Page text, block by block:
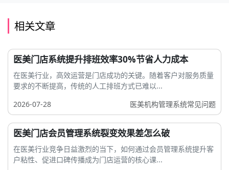
相关文章
医美门店系统提升排班效率30%节省人力成本
在医美行业，高效运营是门店成功的关键。随着客户对服务质量
要求的不断提高，传统的人工排班方式已难以...
2026-07-28
医美机构管理系统常见问题
医美门店会员管理系统裂变效果差怎么破
在医美行业竞争日益激烈的当下，如何通过会员管理系统提升客
户粘性、促进口碑传播成为门店运营的核心课...